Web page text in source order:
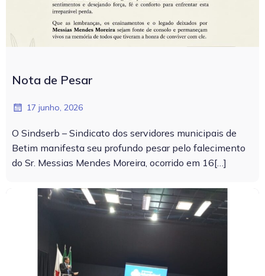
Nota de Pesar
17 junho, 2026
O Sindserb – Sindicato dos servidores municipais de
Betim manifesta seu profundo pesar pelo falecimento
do Sr. Messias Mendes Moreira, ocorrido em 16[…]